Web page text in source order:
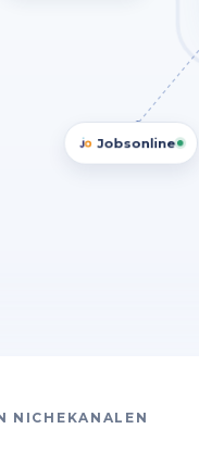
Jobsonline
NICHEKANALEN